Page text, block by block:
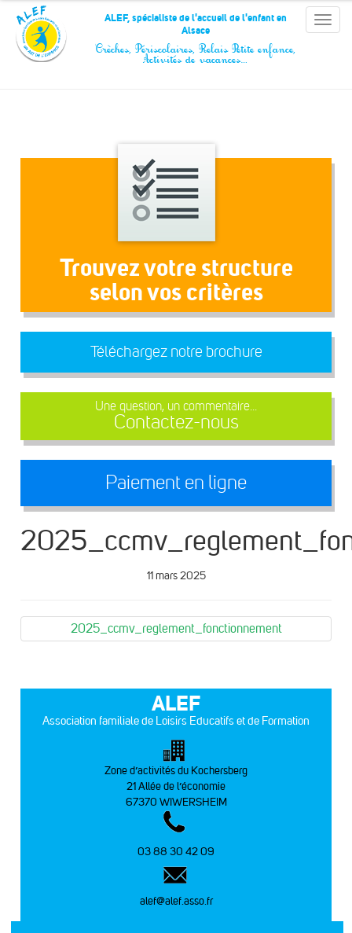
Panneau de gestion des cookies
Toggle
ALEF, spécialiste de l'accueil de l'enfant en
Alsace
Crèches, Périscolaires, Relais Petite enfance,
Activités de vacances…
Trouvez votre structure
selon vos critères
Téléchargez notre brochure
Une question, un commentaire...
Contactez-nous
Paiement en ligne
11 mars 2025
2025_ccmv_reglement_fonctionnement
ALEF
Association familiale de Loisirs Educatifs et de Formation
Zone d’activités du Kochersberg
21 Allée de l’économie
67370 WIWERSHEIM
03 88 30 42 09
alef@alef.asso.fr